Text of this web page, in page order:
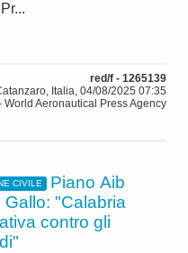
red/f - 1265139
Italia, 04/08/2025 07:35
World Aeronautical Press Agency
CIVILE
Piano Aib
Gallo: "Calabria
contro gli